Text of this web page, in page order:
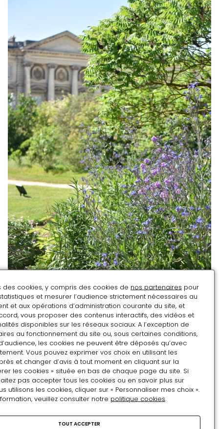
des cookies, y compris des cookies de nos partenaires pour
et mesurer l’audience strictement nécessaires au
et aux opérations d’administration courante du site, et
vous proposer des contenus interactifs, des vidéos et
disponibles sur les réseaux sociaux. A l’exception de
au fonctionnement du site ou, sous certaines conditions,
les cookies ne peuvent être déposés qu’avec
Vous pouvez exprimer vos choix en utilisant les
et changer d’avis à tout moment en cliquant sur la
les cookies » située en bas de chaque page du site. Si
pas accepter tous les cookies ou en savoir plus sur
utilisons les cookies, cliquer sur « Personnaliser mes choix ».
veuillez consulter notre politique cookies.
TOUT ACCEPTER